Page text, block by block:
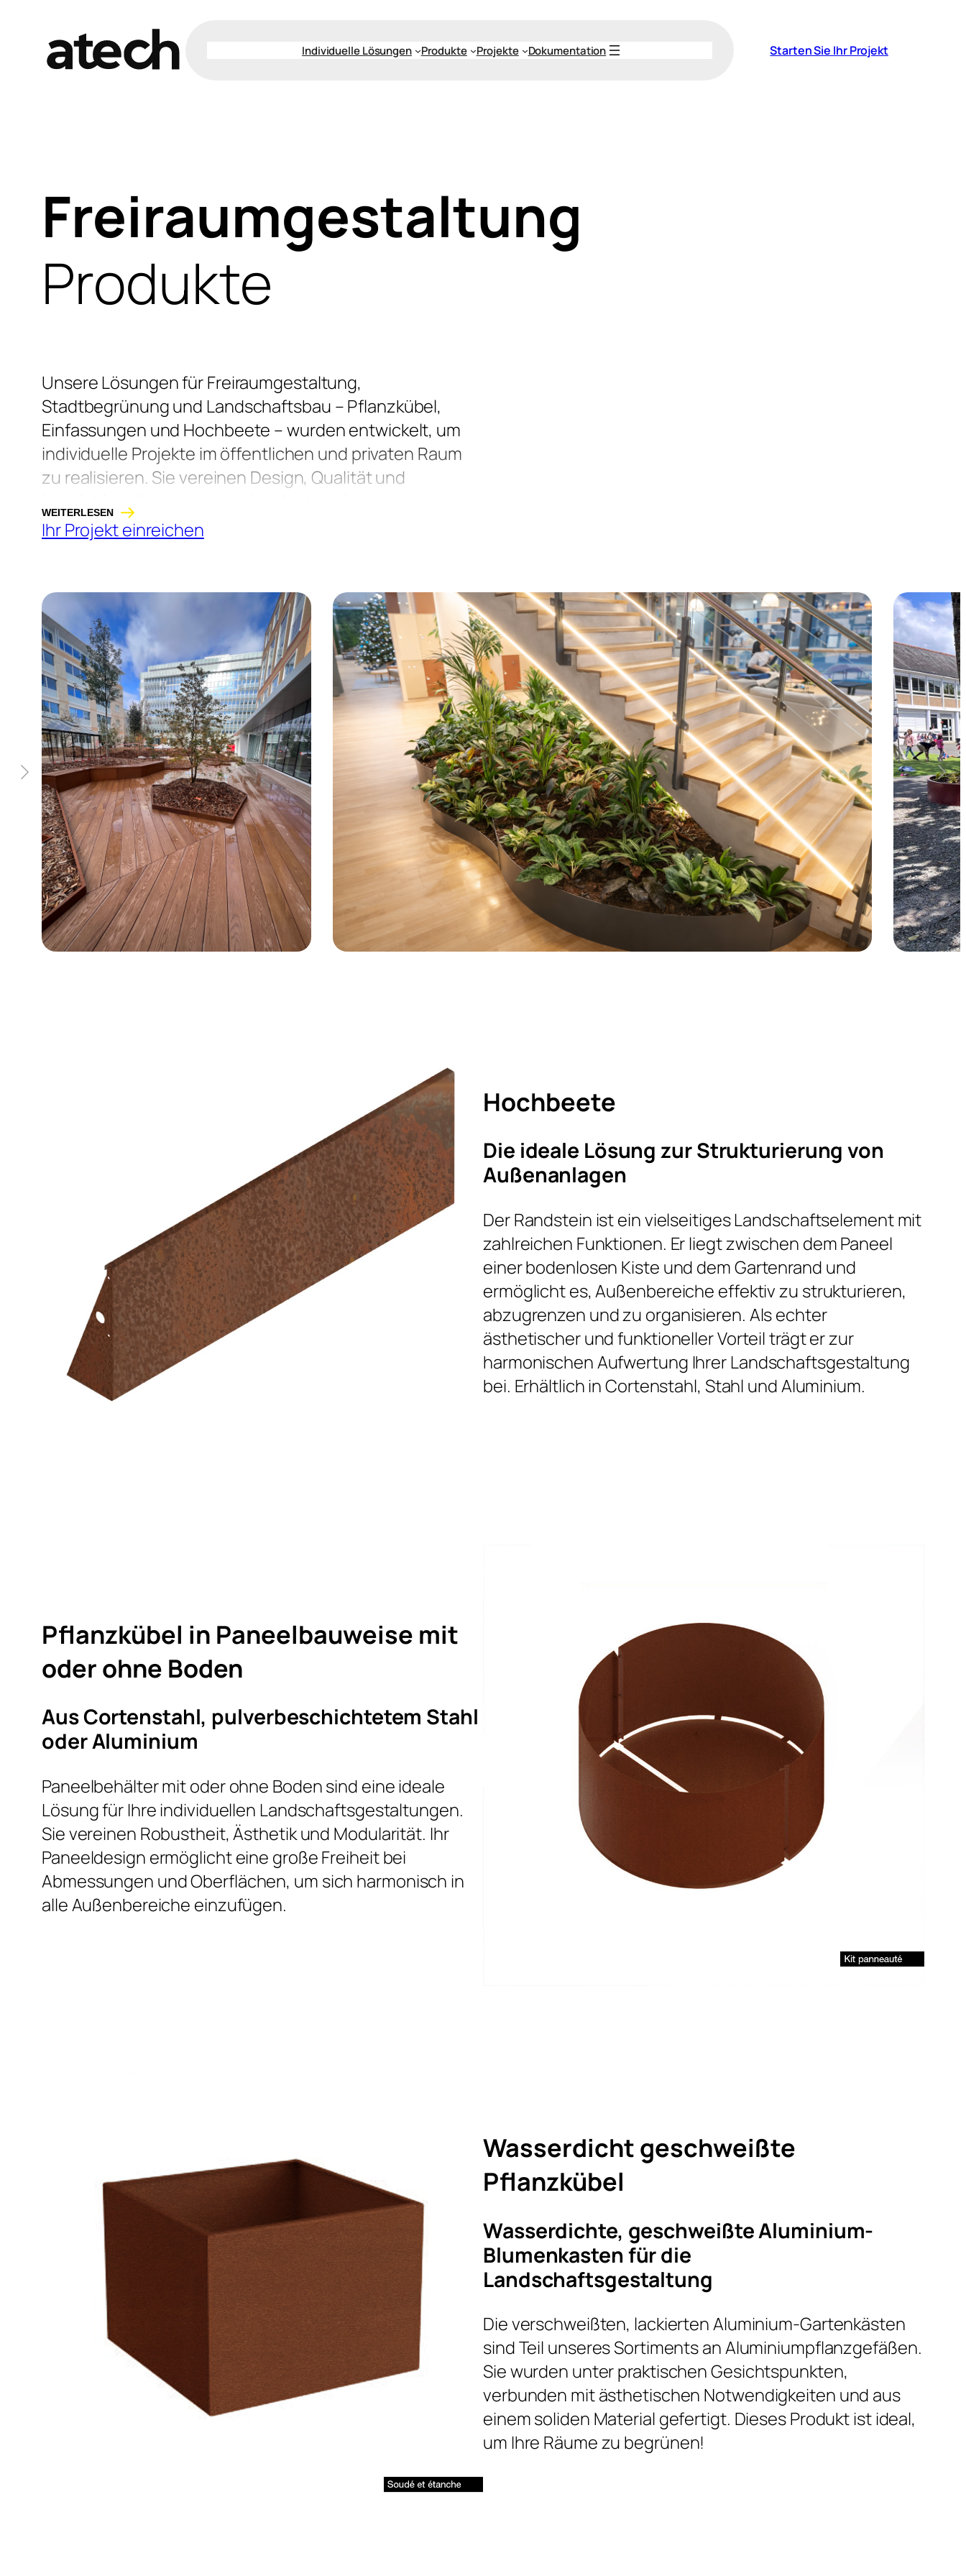
springen
Individuelle Lösungen Produkte Projekte Dokumentation Starten Sie Ihr Projekt
Freiraumgestaltung
Produkte
Unsere Lösungen für Freiraumgestaltung,
Stadtbegrünung und Landschaftsbau – Pflanzkübel,
Einfassungen und Hochbeete – wurden entwickelt, um
individuelle Projekte im öffentlichen und privaten Raum
zu realisieren. Sie vereinen Design, Qualität und
Individualisierungsmöglichkeiten perfekt an jede
WEITERLESEN
Ihr Projekt einreichen
Hochbeete
Die ideale Lösung zur Strukturierung von
Außenanlagen
Der Randstein ist ein vielseitiges Landschaftselement mit
zahlreichen Funktionen. Er liegt zwischen dem Paneel
einer bodenlosen Kiste und dem Gartenrand und
ermöglicht es, Außenbereiche effektiv zu strukturieren,
abzugrenzen und zu organisieren. Als echter
ästhetischer und funktioneller Vorteil trägt er zur
harmonischen Aufwertung Ihrer Landschaftsgestaltung
bei. Erhältlich in Cortenstahl, Stahl und Aluminium.
Pflanzkübel in Paneelbauweise mit
oder ohne Boden
Aus Cortenstahl, pulverbeschichtetem Stahl
oder Aluminium
Paneelbehälter mit oder ohne Boden sind eine ideale
Lösung für Ihre individuellen Landschaftsgestaltungen.
Sie vereinen Robustheit, Ästhetik und Modularität. Ihr
Paneeldesign ermöglicht eine große Freiheit bei
Abmessungen und Oberflächen, um sich harmonisch in
alle Außenbereiche einzufügen.
Wasserdicht geschweißte
Pflanzkübel
Wasserdichte, geschweißte Aluminium-
Blumenkasten für die
Landschaftsgestaltung
Die verschweißten, lackierten Aluminium-Gartenkästen
sind Teil unseres Sortiments an Aluminiumpflanzgefäßen.
Sie wurden unter praktischen Gesichtspunkten,
verbunden mit ästhetischen Notwendigkeiten und aus
einem soliden Material gefertigt. Dieses Produkt ist ideal,
um Ihre Räume zu begrünen!